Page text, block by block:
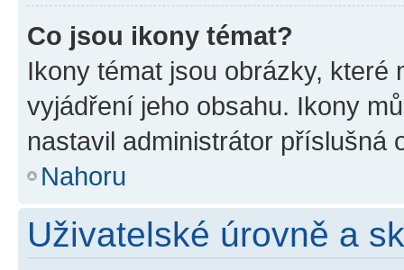
Co jsou ikony témat?
Ikony témat jsou obrázky,
vyjádření jeho obsahu. Ikony
nastavil administrátor příslušná
Nahoru
Uživatelské úrovně a